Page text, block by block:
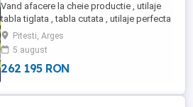
Vand afacere la cheie productie , utilaje
tabla tiglata , tabla cutata , utilaje perfecta
stare : Linie profilat tabla tiglata tip Lindab
model clasic Derulator hidraulic rotire in
ambele sensuri 7 T Linie profilat tabla
cutata tip T-18 Linie profilat sipca metalica
Pitesti, Arges
5 august
262 195 RON